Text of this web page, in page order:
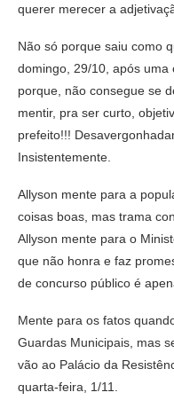
querer merecer a
Não só porque saiu como
domingo, 29/10, após
porque, não consegue se
mentir, pra ser curto,
prefeito!!!
Insistentemente.
Allyson mente para a
coisas boas, mas trama
Allyson mente para o
que não honra e faz
de concurso público é
Mente para os fatos
Guardas Municipais, mas
vão ao Palácio da
quarta-feira, 1/11.